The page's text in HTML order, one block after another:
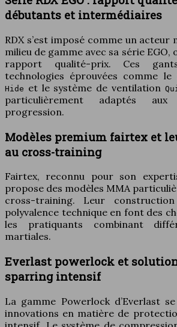
débutants et intermédiaires
RDX s’est imposé comme un
milieu de gamme avec sa série
rapport qualité-prix. Ces
technologies éprouvées comme le
Hide et le système de ventilation
particulièrement adaptés
progression.
Modèles premium fairtex et
au cross-training
Fairtex, reconnu pour son
propose des modèles MMA
cross-training. Leur
polyvalence technique en font des
les pratiquants combinant
martiales.
Everlast powerlock et
sparring intensif
La gamme Powerlock d’Everlast
innovations en matière de